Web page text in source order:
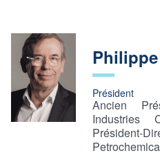
Président
Ancien
Industries
Président-